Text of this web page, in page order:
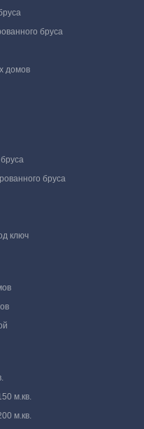
бруса
домов
бруса
ключ
м.кв.
м.кв.